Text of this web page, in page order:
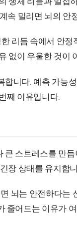
속 밀리면 뇌의 안
리듬 속에서 안
없이 우울한 것이
니다. 예측 가능
째 이유입니다.
스트레스를 만
장 상태를 유지합
뇌는 안전하다는
줄어드는 이유가